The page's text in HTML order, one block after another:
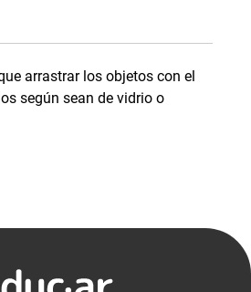
arrastrar los objetos con el
según sean de vidrio o